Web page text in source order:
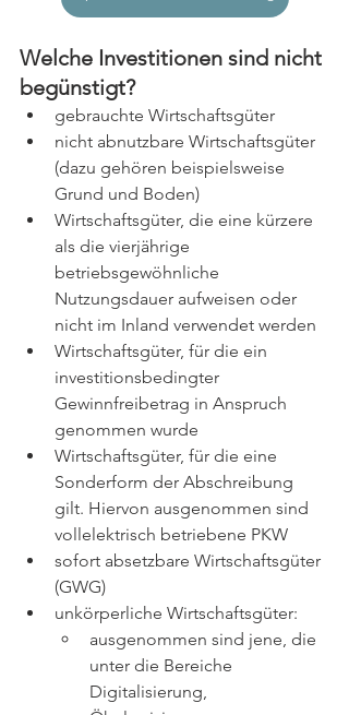
Welche Investitionen sind nicht
begünstigt?
gebrauchte Wirtschaftsgüter
nicht abnutzbare Wirtschaftsgüter
(dazu gehören beispielsweise
Grund und Boden)
Wirtschaftsgüter, die eine kürzere
als die vierjährige
betriebsgewöhnliche
Nutzungsdauer aufweisen oder
nicht im Inland verwendet werden
Wirtschaftsgüter, für die ein
investitionsbedingter
Gewinnfreibetrag in Anspruch
genommen wurde
Wirtschaftsgüter, für die eine
Sonderform der Abschreibung
gilt. Hiervon ausgenommen sind
vollelektrisch betriebene PKW
sofort absetzbare Wirtschaftsgüter
(GWG)
unkörperliche Wirtschaftsgüter:
ausgenommen sind jene, die
unter die Bereiche
Digitalisierung,